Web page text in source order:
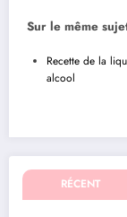
Sur le même
Recette de la
alcool
RÉCENT